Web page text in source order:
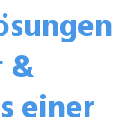
&
einer